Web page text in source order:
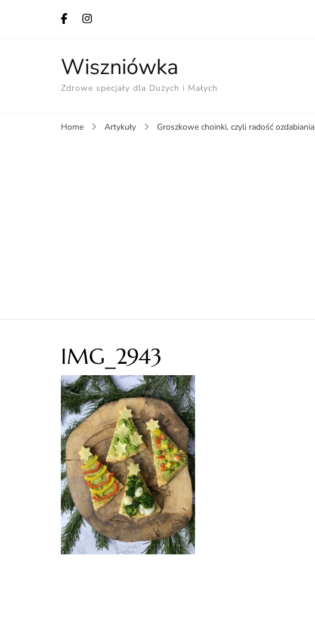
Wiszniówka
Zdrowe specjały dla Dużych i Małych
Home Artykuły Groszkowe choinki, czyli radość ozdabiania
IMG_2943